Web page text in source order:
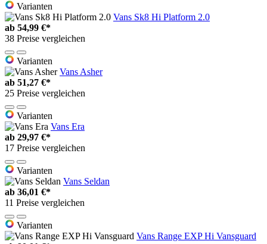
Varianten
Vans Sk8 Hi Platform 2.0
ab 54,99 €*
38 Preise vergleichen
Varianten
Vans Asher
ab 51,27 €*
25 Preise vergleichen
Varianten
Vans Era
ab 29,97 €*
17 Preise vergleichen
Varianten
Vans Seldan
ab 36,01 €*
11 Preise vergleichen
Varianten
Vans Range EXP Hi Vansguard